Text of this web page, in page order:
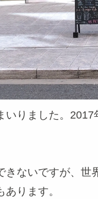
いりました。
ないですが、世
ります。